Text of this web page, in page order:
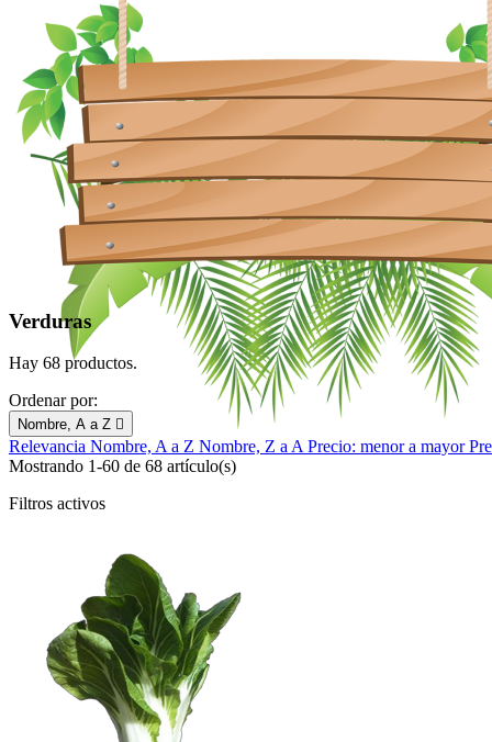
Verduras
Hay 68 productos.
Ordenar por:
Nombre, A a Z 
Relevancia Nombre, A a Z Nombre, Z a APrecio: menor a mayor
Mostrando 1-60 de 68 artículo(s)
Filtros activos